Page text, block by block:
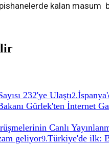
kalan masum
232'ye Ulaştı2.
Gürlek'ten İnternet
Canlı
geliyor9.Türkiye'de ilk: